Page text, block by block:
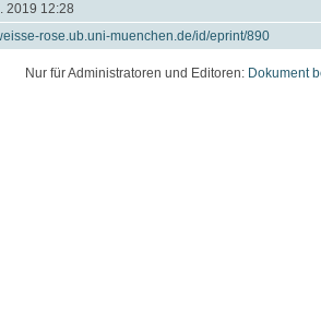
2019 12:28
rose.ub.uni-muenchen.de/id/eprint/890
Nur für Administratoren und Editoren: Dokument